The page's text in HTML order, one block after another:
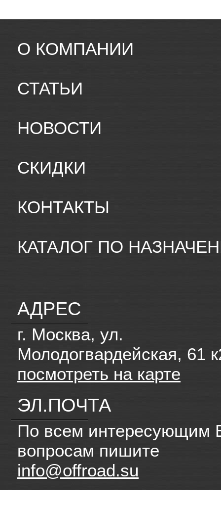
О КОМПАНИИ
СТАТЬИ
НОВОСТИ
СКИДКИ
КОНТАКТЫ
КАТАЛОГ ПО
АДРЕС
г. Москва, ул.
Молодогвардейская, 61
посмотреть на карте
ЭЛ.ПОЧТА
По всем интересующим
вопросам пишите
info@offroad.su